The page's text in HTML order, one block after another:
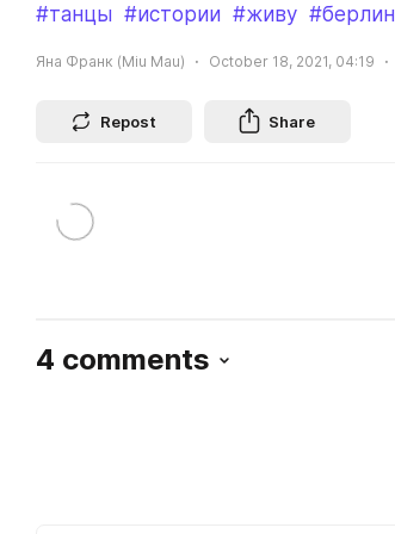
#танцы #истории #живу #берлин
Яна Франк (Miu Mau) October 18, 2021, 04:19
Repost Share
4 comments